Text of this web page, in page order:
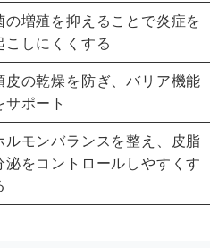
の増殖を抑えることで炎症を
こしにくくする
皮の乾燥を防ぎ、バリア機能
サポート
ルモンバランスを整え、皮脂
泌をコントロールしやすくす